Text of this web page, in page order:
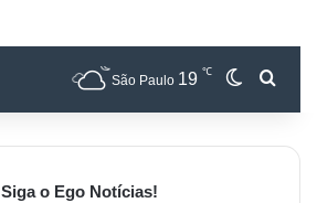
São Paulo 19 ℃
Siga o Ego Notícias!